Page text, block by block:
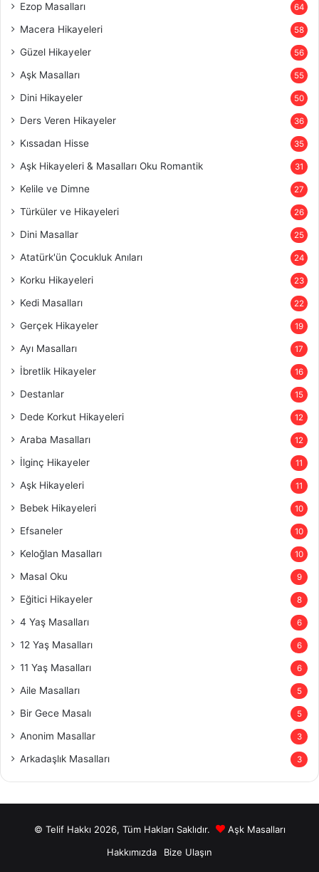
Ezop Masalları 64
Macera Hikayeleri 58
Güzel Hikayeler 56
Aşk Masalları 55
Dini Hikayeler 50
Ders Veren Hikayeler 36
Kıssadan Hisse 35
Aşk Hikayeleri & Masalları Oku Romantik 31
Kelile ve Dimne 27
Türküler ve Hikayeleri 26
Dini Masallar 25
Atatürk'ün Çocukluk Anıları 24
Korku Hikayeleri 23
Kedi Masalları 22
Gerçek Hikayeler 19
Ayı Masalları 17
İbretlik Hikayeler 16
Destanlar 15
Dede Korkut Hikayeleri 12
Araba Masalları 12
İlginç Hikayeler 11
Aşk Hikayeleri 11
Bebek Hikayeleri 10
Efsaneler 10
Keloğlan Masalları 10
Masal Oku 9
Eğitici Hikayeler 8
4 Yaş Masalları 6
12 Yaş Masalları 6
11 Yaş Masalları 6
Aile Masalları 5
Bir Gece Masalı 5
Anonim Masallar 3
Arkadaşlık Masalları 3
© Telif Hakkı 2026, Tüm Hakları Saklıdır.
Aşk Masalları
Hakkımızda
Bize Ulaşın